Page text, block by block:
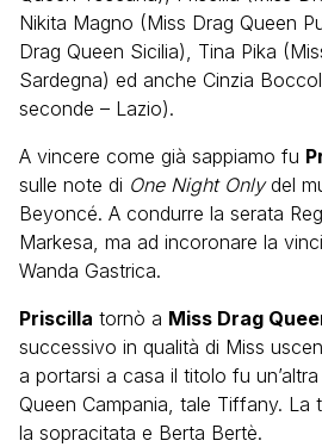
Nikita Magno (Miss Drag Queen
Drag Queen Sicilia), Tina Pika
Sardegna) ed anche Cinzia
seconde – Lazio).
A vincere come già sappiamo fu
sulle note di One Night Onlydel
Beyoncé. A condurre la serata
Markesa, ma ad incoronare la
Wanda Gastrica.
Priscilla tornò a Miss Drag
successivo in qualità di Miss
a portarsi a casa il titolo fu
Queen Campania, tale Tiffany. La
la sopracitata e Berta Bertè.